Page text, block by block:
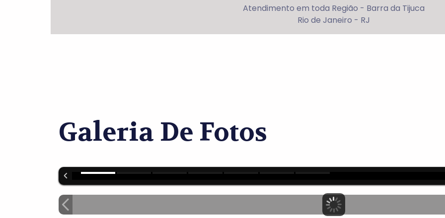
Atendimento em toda Região - Barra da Tijuca
Rio de Janeiro - RJ
Galeria De Fotos